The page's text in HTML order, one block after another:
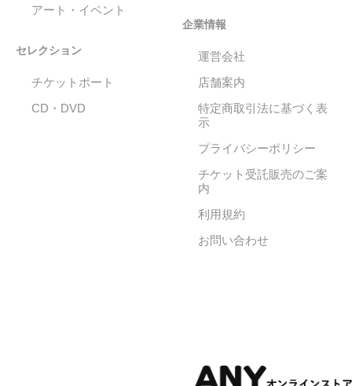
アート・イベント
セレクション
チケットポート
CD・DVD
企業情報
運営会社
店舗案内
特定商取引法に基づく表
示
プライバシーポリシー
チケット受託販売のご案
内
利用規約
お問い合わせ